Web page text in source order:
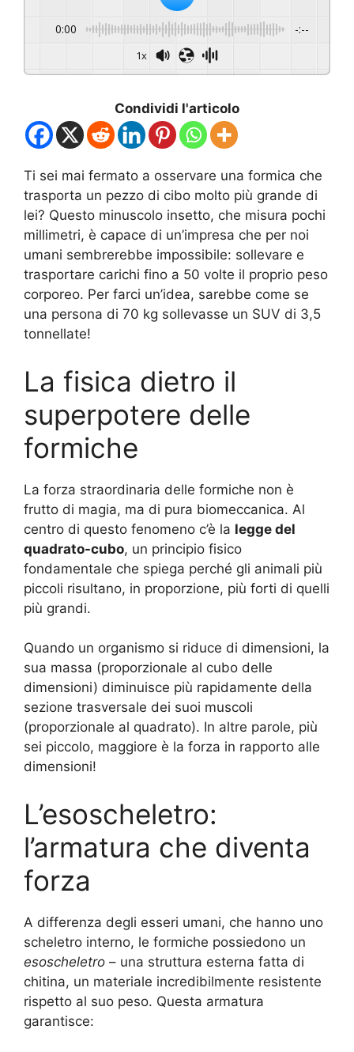
0:00 -:--
1x
Condividi l'articolo
Ti sei mai fermato a osservare una formica che
trasporta un pezzo di cibo molto più grande di
lei? Questo minuscolo insetto, che misura pochi
millimetri, è capace di un’impresa che per noi
umani sembrerebbe impossibile: sollevare e
trasportare carichi fino a 50 volte il proprio peso
corporeo. Per farci un’idea, sarebbe come se
una persona di 70 kg sollevasse un SUV di 3,5
tonnellate!
La fisica dietro il
superpotere delle
formiche
La forza straordinaria delle formiche non è
frutto di magia, ma di pura biomeccanica. Al
centro di questo fenomeno c’è la legge del
quadrato-cubo, un principio fisico
fondamentale che spiega perché gli animali più
piccoli risultano, in proporzione, più forti di quelli
più grandi.
Quando un organismo si riduce di dimensioni, la
sua massa (proporzionale al cubo delle
dimensioni) diminuisce più rapidamente della
sezione trasversale dei suoi muscoli
(proporzionale al quadrato). In altre parole, più
sei piccolo, maggiore è la forza in rapporto alle
dimensioni!
L’esoscheletro:
l’armatura che diventa
forza
A differenza degli esseri umani, che hanno uno
scheletro interno, le formiche possiedono un
esoscheletro – una struttura esterna fatta di
chitina, un materiale incredibilmente resistente
rispetto al suo peso. Questa armatura
garantisce: